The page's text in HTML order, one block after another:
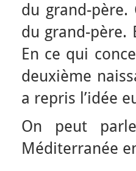
du grand-père.
du grand-père.
En ce qui
deuxième
a repris l’idée
On peut
Méditerranée